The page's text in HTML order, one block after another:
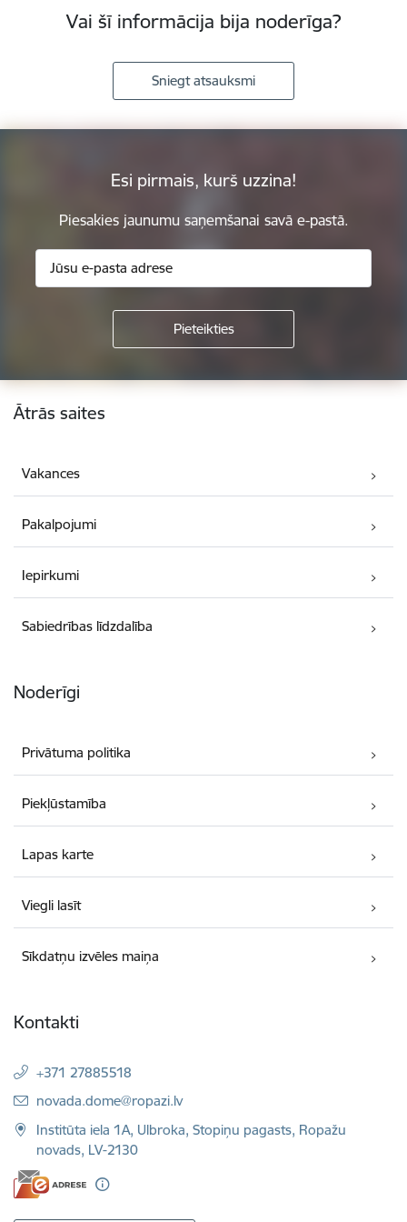
Vai šī informācija bija noderīga?
Sniegt atsauksmi
Esi pirmais, kurš uzzina!
Piesakies jaunumu saņemšanai savā e-pastā.
Kājene
Ātrās saites
Vakances
Pakalpojumi
Iepirkumi
Sabiedrības līdzdalība
Noderīgi
Privātuma politika
Piekļūstamība
Lapas karte
Viegli lasīt
Sīkdatņu izvēles maiņa
Kontakti
+371 27885518
E-pasts:
novada.dome@ropazi.lv
Institūta iela 1A, Ulbroka, Stopiņu pagasts, Ropažu
novads, LV-2130